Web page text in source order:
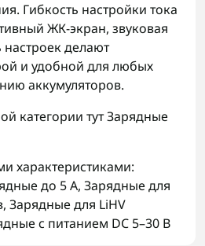
Гибкость настройки тока
ЖК-экран, звуковая
делают
и удобной для любых
аккумуляторов.
категории тутЗарядные
характеристиками:
до 5 А, Зарядные для
, Зарядные для LiHV
с питанием DC 5–30 В